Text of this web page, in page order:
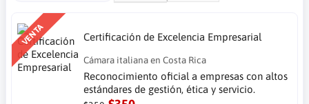
VENTA Certificación de Excelencia Empresarial
Cámara italiana en Costa Rica
Reconocimiento oficial a empresas con altos
estándares de gestión, ética y servicio.